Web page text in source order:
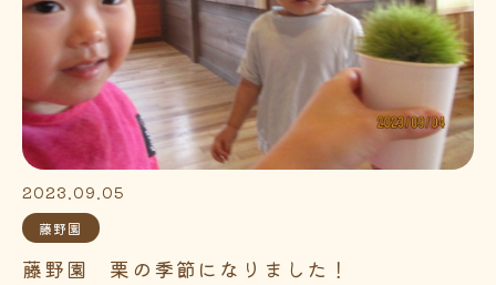
2023.09.05
藤野園
藤野園 栗の季節になりました！